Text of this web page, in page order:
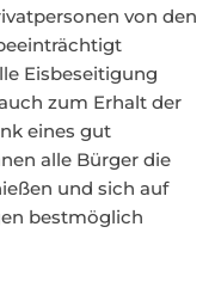
von den
Eisbeseitigung
zum Erhalt der
eines gut
alle Bürger die
und sich auf
bestmöglich